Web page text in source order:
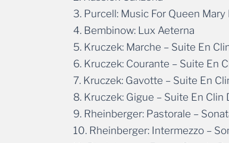
3. Purcell: Music For Queen Mary
4. Bembinow: Lux Aeterna
5. Kruczek: Marche – Suite En
6. Kruczek: Courante – Suite En
7. Kruczek: Gavotte – Suite En
8. Kruczek: Gigue – Suite En Clin
9. Rheinberger: Pastorale –
10. Rheinberger: Intermezzo –